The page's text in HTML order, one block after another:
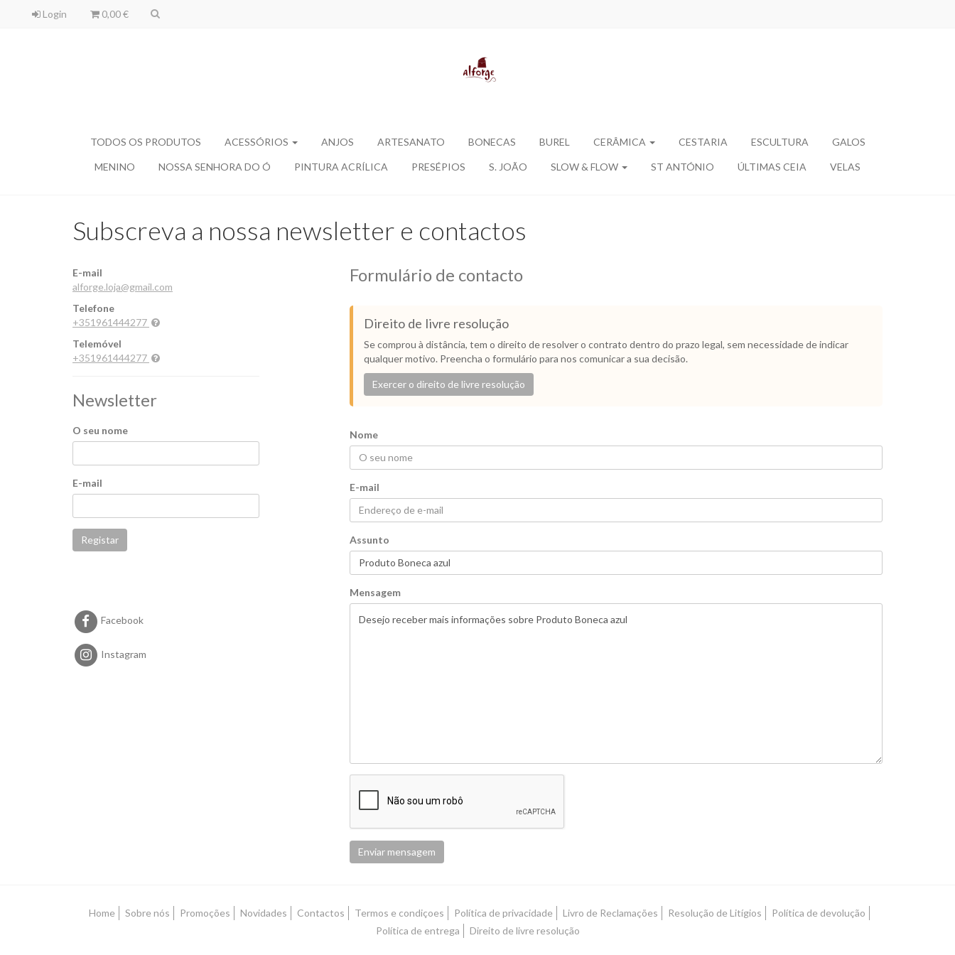
Login 0,00 €
TODOS OS PRODUTOS ACESSÓRIOS ANJOS ARTESANATO BONECAS BUREL CERÂMICA CESTARIA ESCULTURA GALOS
MENINO NOSSA SENHORA DO Ó PINTURA ACRÍLICA PRESÉPIOS S. JOÃO SLOW & FLOW ST ANTÓNIO ÚLTIMAS CEIA VELAS
Subscreva a nossa newsletter e contactos
E-mail
alforge.loja@gmail.com
Telefone
+351961444277
Telemóvel
+351961444277
Newsletter
O seu nome
E-mail
Registar
Facebook
Instagram
Formulário de contacto
Direito de livre resolução
Se comprou à distância, tem o direito de resolver o contrato dentro do prazo legal, sem necessidade de indicar
qualquer motivo. Preencha o formulário para nos comunicar a sua decisão.
Exercer o direito de livre resolução
Nome
E-mail
Assunto
Mensagem
Enviar mensagem
Home Sobre nós Promoções Novidades Contactos Termos e condiçoes Política de privacidade Livro de Reclamações Resolução de Litígios
Política de devolução
Política de entrega
Direito de livre resolução